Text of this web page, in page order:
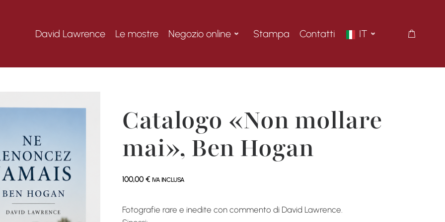
David Lawrence Le mostre Negozio online Stampa Contatti IT
Catalogo «Non mollare
mai», Ben Hogan
100,00€ IVA INCLUSA
Fotografie rare e inedite con commento di David Lawrence.